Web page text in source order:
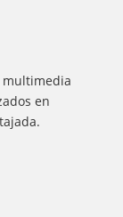
multimedia
en